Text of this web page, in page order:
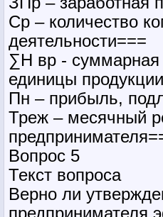
Ср – количество
деятельности===
∑Н вр - суммарная
единицы
Пн – прибыль,
Треж – месячный
Вопрос 5
Текст вопроса
Верно ли
предпринимателя